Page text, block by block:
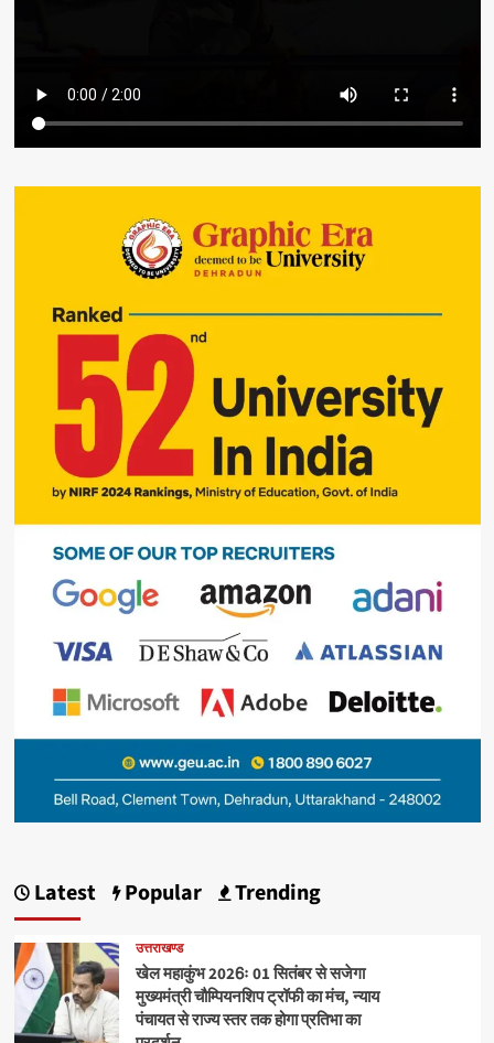
Latest Popular Trending
उत्तराखण्ड
खेल महाकुंभ 2026ः 01 सितंबर से सजेगा
मुख्यमंत्री चौम्पियनशिप ट्रॉफी का मंच, न्याय
पंचायत से राज्य स्तर तक होगा प्रतिभा का